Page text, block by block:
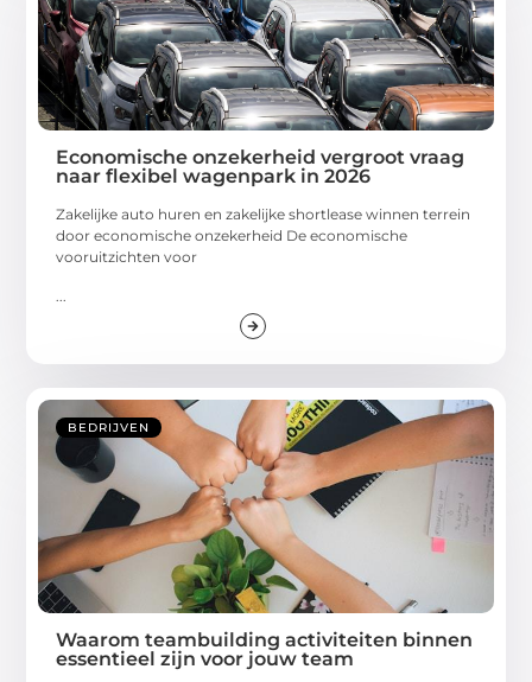
Economische onzekerheid vergroot vraag
naar flexibel wagenpark in 2026
Zakelijke auto huren en zakelijke shortlease winnen terrein
door economische onzekerheid De economische
vooruitzichten voor
BEDRIJVEN
Waarom teambuilding activiteiten binnen
essentieel zijn voor jouw team